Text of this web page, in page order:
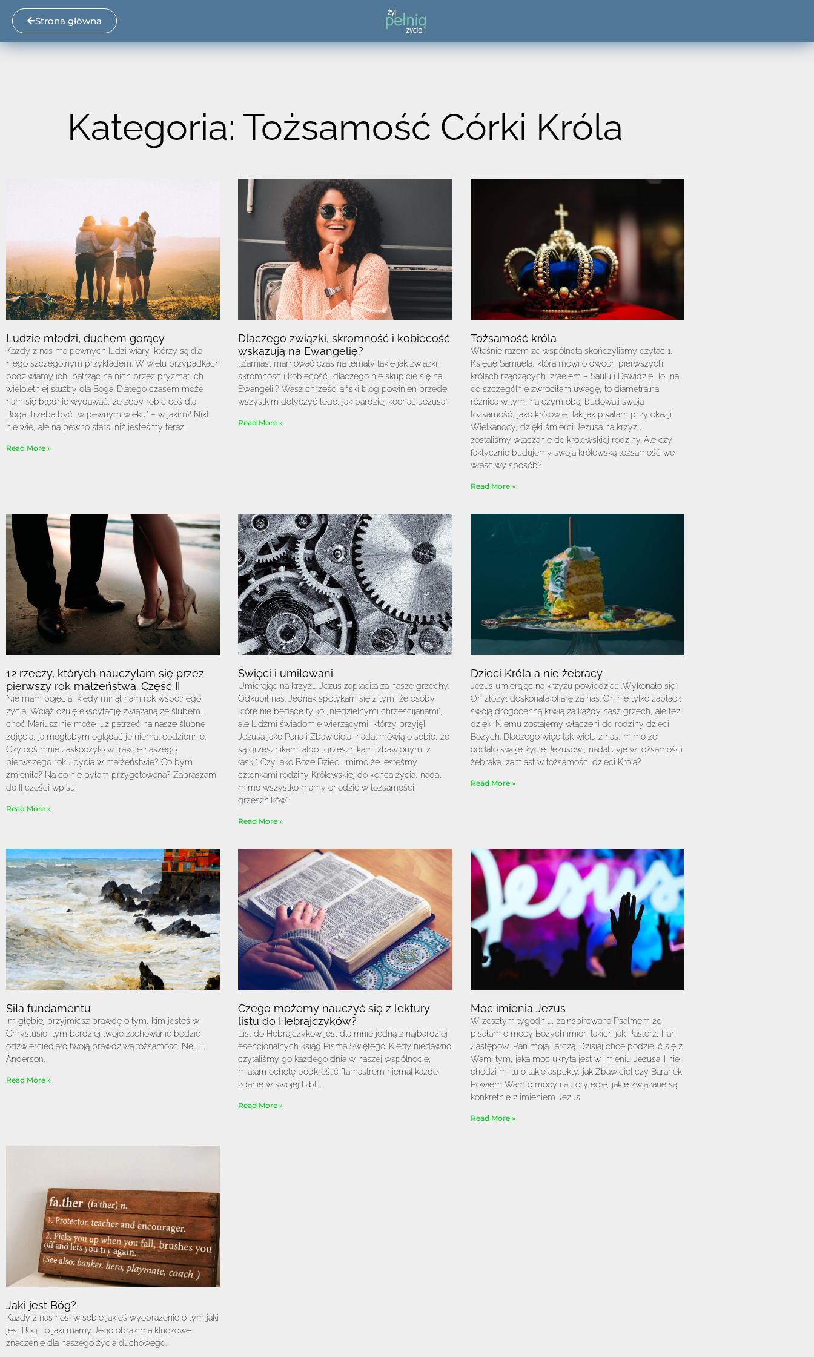
Strona główna
Kategoria: Tożsamość Córki Króla
Ludzie młodzi, duchem gorący
Każdy z nas ma pewnych ludzi wiary, którzy są dla
niego szczególnym przykładem. W wielu przypadkach
podziwiamy ich, patrząc na nich przez pryzmat ich
wieloletniej służby dla Boga. Dlatego czasem może
nam się błędnie wydawać, że żeby robić coś dla
Boga, trzeba być „w pewnym wieku” – w jakim? Nikt
nie wie, ale na pewno starsi niż jesteśmy teraz.
Read More »
Dlaczego związki, skromność i kobiecość
wskazują na Ewangelię?
„Zamiast marnować czas na tematy takie jak związki,
skromność i kobiecość… dlaczego nie skupicie się na
Ewangelii? Wasz chrześcijański blog powinien przede
wszystkim dotyczyć tego, jak bardziej kochać Jezusa”.
Read More »
Tożsamość króla
Właśnie razem ze wspólnotą skończyliśmy czytać 1.
Księgę Samuela, która mówi o dwóch pierwszych
królach rządzących Izraelem – Saulu i Dawidzie. To, na
co szczególnie zwróciłam uwagę, to diametralna
różnica w tym, na czym obaj budowali swoją
tożsamość, jako królowie. Tak jak pisałam przy okazji
Wielkanocy, dzięki śmierci Jezusa na krzyżu,
zostaliśmy włączanie do królewskiej rodziny. Ale czy
faktycznie budujemy swoją królewską tożsamość we
właściwy sposób?
Read More »
12 rzeczy, których nauczyłam się przez
pierwszy rok małżeństwa. Część II
Nie mam pojęcia, kiedy minął nam rok wspólnego
życia! Wciąż czuję ekscytację związaną ze ślubem. I
choć Mariusz nie może już patrzeć na nasze ślubne
zdjęcia, ja mogłabym oglądać je niemal codziennie.
Czy coś mnie zaskoczyło w trakcie naszego
pierwszego roku bycia w małżeństwie? Co bym
zmieniła? Na co nie byłam przygotowana? Zapraszam
do II części wpisu!
Read More »
Święci i umiłowani
Umierając na krzyżu Jezus zapłaciła za nasze grzechy.
Odkupił nas. Jednak spotykam się z tym, że osoby,
które nie będące tylko „niedzielnymi chrześcijanami”,
ale ludźmi świadomie wierzącymi, którzy przyjęli
Jezusa jako Pana i Zbawiciela, nadal mówią o sobie, że
są grzesznikami albo „grzesznikami zbawionymi z
łaski”. Czy jako Boże Dzieci, mimo że jesteśmy
członkami rodziny Królewskiej do końca życia, nadal
mimo wszystko mamy chodzić w tożsamości
grzeszników?
Read More »
Dzieci Króla a nie żebracy
Jezus umierając na krzyżu powiedział: „Wykonało się”.
On złożył doskonała ofiarę za nas. On nie tylko zapłacił
swoją drogocenną krwią za każdy nasz grzech, ale też
dzięki Niemu zostajemy włączeni do rodziny dzieci
Bożych. Dlaczego więc tak wielu z nas, mimo że
oddało swoje życie Jezusowi, nadal żyje w tożsamości
żebraka, zamiast w tożsamości dzieci Króla?
Read More »
Siła fundamentu
Im głębiej przyjmiesz prawdę o tym, kim jesteś w
Chrystusie, tym bardziej twoje zachowanie będzie
odzwierciedlało twoją prawdziwą tożsamość. Neil T.
Anderson.
Read More »
Czego możemy nauczyć się z lektury
listu do Hebrajczyków?
List do Hebrajczyków jest dla mnie jedną z najbardziej
esencjonalnych ksiąg Pisma Świętego. Kiedy niedawno
czytaliśmy go każdego dnia w naszej wspólnocie,
miałam ochotę podkreślić flamastrem niemal każde
zdanie w swojej Biblii.
Read More »
Moc imienia Jezus
W zeszłym tygodniu, zainspirowana Psalmem 20,
pisałam o mocy Bożych imion takich jak Pasterz, Pan
Zastępów, Pan moją Tarczą. Dzisiaj chcę podzielić się z
Wami tym, jaka moc ukryta jest w imieniu Jezusa. I nie
chodzi mi tu o takie aspekty, jak Zbawiciel czy Baranek.
Powiem Wam o mocy i autorytecie, jakie związane są
konkretnie z imieniem Jezus.
Read More »
Jaki jest Bóg?
Każdy z nas nosi w sobie jakieś wyobrażenie o tym jaki
jest Bóg. To jaki mamy Jego obraz ma kluczowe
znaczenie dla naszego życia duchowego.